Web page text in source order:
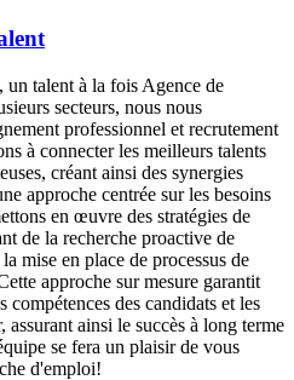
talent à la fois Agence de
secteurs, nous nous
professionnel et recrutement
à connecter les meilleurs talents
créant ainsi des synergies
approche centrée sur les besoins
en œuvre des stratégies de
de la recherche proactive de
mise en place de processus de
approche sur mesure garantit
compétences des candidats et les
assurant ainsi le succès à long terme
se fera un plaisir de vous
d'emploi!